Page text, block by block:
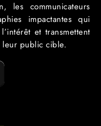
les communicateurs
impactantes qui
et transmettent
leur public cible.